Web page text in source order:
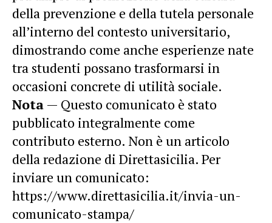
della prevenzione e della tutela personale
all’interno del contesto universitario,
dimostrando come anche esperienze nate
tra studenti possano trasformarsi in
occasioni concrete di utilità sociale.
Nota — Questo comunicato è stato
pubblicato integralmente come
contributo esterno. Non è un articolo
della redazione di Direttasicilia. Per
inviare un comunicato:
https://www.direttasicilia.it/invia-un-
comunicato-stampa/